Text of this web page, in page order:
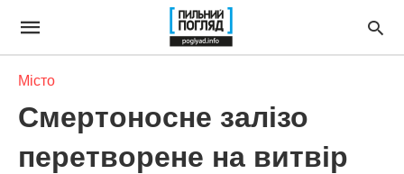
Місто
Смертоносне залізо
перетворене на витвір